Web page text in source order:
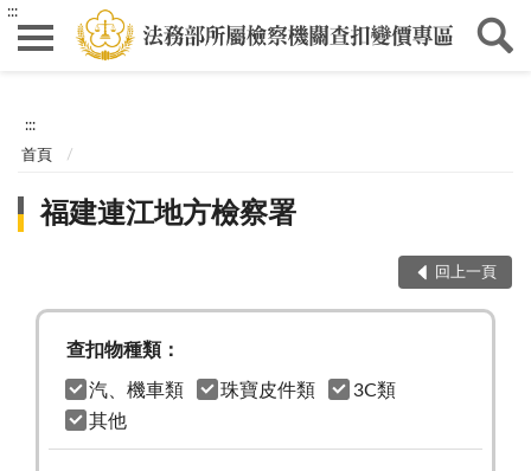
:::
:::
首頁
福建連江地方檢察署
回上一頁
查扣物種類：
汽、機車類 珠寶皮件類
3C類
其他